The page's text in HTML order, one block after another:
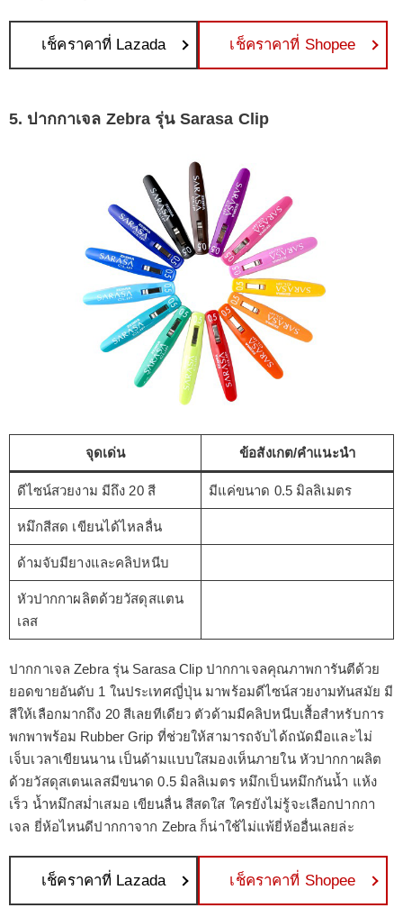
เช็คราคาที่ Lazada เช็คราคาที่ Shopee
5. ปากกาเจล Zebra รุ่น Sarasa Clip
จุดเด่น ข้อสังเกต/คำแนะนำ
ดีไซน์สวยงาม มีถึง 20 สี มีแค่ขนาด 0.5 มิลลิเมตร
หมึกสีสด เขียนได้ไหลลื่น
ด้ามจับมียางและคลิปหนีบ
หัวปากกาผลิตด้วยวัสดุสแตน
เลส
ปากกาเจล Zebra รุ่น Sarasa Clip ปากกาเจลคุณภาพการันตีด้วย
ยอดขายอันดับ 1 ในประเทศญี่ปุ่น มาพร้อมดีไซน์สวยงามทันสมัย มี
สีให้เลือกมากถึง 20 สีเลยทีเดียว ตัวด้ามมีคลิปหนีบเสื้อสำหรับการ
พกพาพร้อม Rubber Grip ที่ช่วยให้สามารถจับได้ถนัดมือและไม่
เจ็บเวลาเขียนนาน เป็นด้ามแบบใสมองเห็นภายใน หัวปากกาผลิต
ด้วยวัสดุสเตนเลสมีขนาด 0.5 มิลลิเมตร หมึกเป็นหมึกกันน้ำ แห้ง
เร็ว น้ำหมึกสม่ำเสมอ เขียนลื่น สีสดใส ใครยังไม่รู้จะเลือกปากกา
เจล ยี่ห้อไหนดีปากกาจาก Zebra ก็น่าใช้ไม่แพ้ยี่ห้ออื่นเลยล่ะ
เช็คราคาที่ Lazada เช็คราคาที่ Shopee